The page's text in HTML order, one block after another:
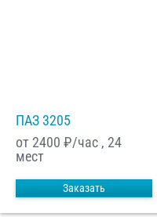
ПАЗ 3205
от 2400 ₽/час , 24
мест
Заказать